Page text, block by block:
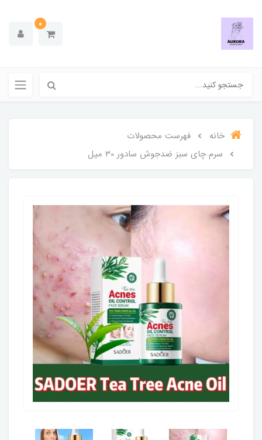
0
خانه
فهرست محصولات
سرم چای سبز ضدجوش سادور 30 میل